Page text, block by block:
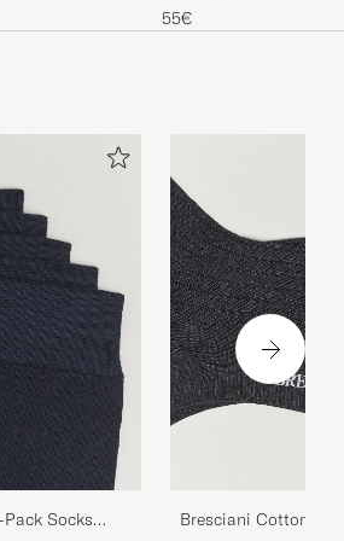
tuote.
AM AUF CAREOFCARL.FI
AM AUF CAREOFCARL.NO
Nettikuvien perusteella
beessiksi, olikin
55€
Socks
Bresciani Cotton